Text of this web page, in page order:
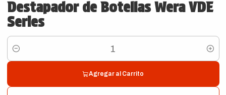
Destapador de Botellas Wera VDE
Series
Cantidad
Agregar al Carrito